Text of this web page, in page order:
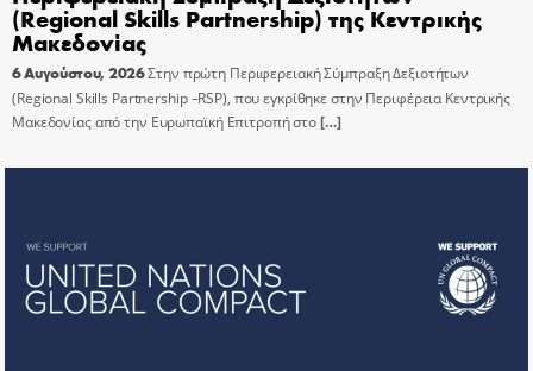
(Regional Skills Partnership) της Κεντρικής
Μακεδονίας
6 Αυγούστου, 2026Στην πρώτη Περιφερειακή Σύμπραξη Δεξιοτήτων
(Regional Skills Partnership –RSP), που εγκρίθηκε στην Περιφέρεια Κεντρικής
Μακεδονίας από την Ευρωπαϊκή Επιτροπή στο[…]